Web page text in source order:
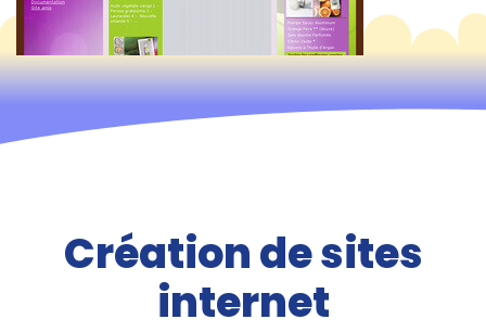
Création de sites
internet